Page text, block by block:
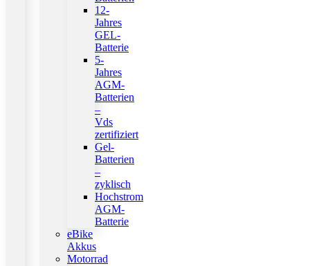
12-
Jahres
GEL-
Batterie
5-
Jahres
AGM-
Batterien
–
Vds
zertifiziert
Gel-
Batterien
–
zyklisch
Hochstrom
AGM-
Batterie
eBike
Akkus
Motorrad